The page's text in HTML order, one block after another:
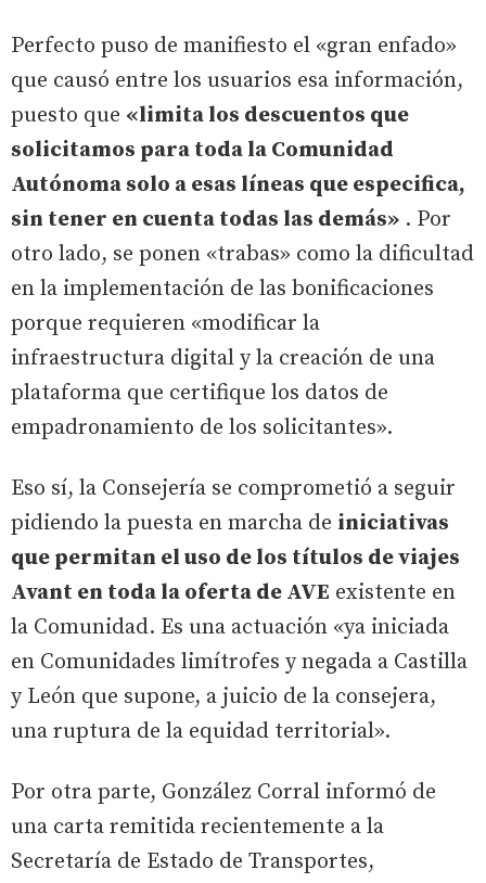
Perfecto puso de manifiesto el «gran enfado»
que causó entre los usuarios esa información,
puesto que «limita los descuentos que
solicitamos para toda la Comunidad
Autónoma solo a esas líneas que especifica,
sin tener en cuenta todas las demás» . Por
otro lado, se ponen «trabas» como la dificultad
en la implementación de las bonificaciones
porque requieren «modificar la
infraestructura digital y la creación de una
plataforma que certifique los datos de
empadronamiento de los solicitantes».
Eso sí, la Consejería se comprometió a seguir
pidiendo la puesta en marcha de iniciativas
que permitan el uso de los títulos de viajes
Avant en toda la oferta de AVE existente en
la Comunidad. Es una actuación «ya iniciada
en Comunidades limítrofes y negada a Castilla
y León que supone, a juicio de la consejera,
una ruptura de la equidad territorial».
Por otra parte, González Corral informó de
una carta remitida recientemente a la
Secretaría de Estado de Transportes,